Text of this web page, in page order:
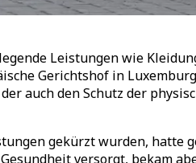
Leistungen wie
Gerichtshof in
auch den Schutz der
gekürzt wurden, hatte
versorgt, bekam